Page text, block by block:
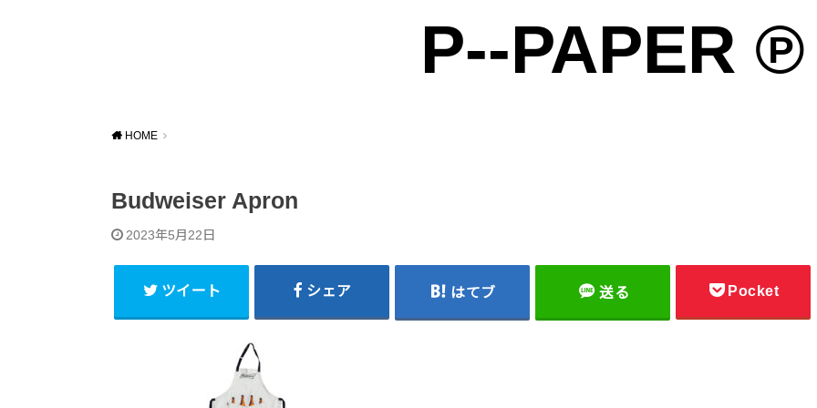
P--PAPER ℗
HOME
Budweiser Apron
2023年5月22日
ツイート シェア はてブ 送る Pocket